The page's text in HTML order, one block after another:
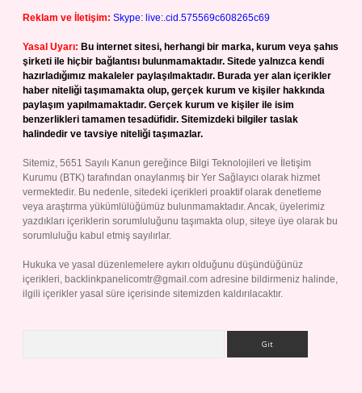
Reklam ve İletişim: Skype: live:.cid.575569c608265c69
Yasal Uyarı: Bu internet sitesi, herhangi bir marka, kurum veya şahıs
şirketi ile hiçbir bağlantısı bulunmamaktadır. Sitede yalnızca kendi
hazırladığımız makaleler paylaşılmaktadır. Burada yer alan içerikler
haber niteliği taşımamakta olup, gerçek kurum ve kişiler hakkında
paylaşım yapılmamaktadır. Gerçek kurum ve kişiler ile isim
benzerlikleri tamamen tesadüfidir. Sitemizdeki bilgiler taslak
halindedir ve tavsiye niteliği taşımazlar.
Sitemiz, 5651 Sayılı Kanun gereğince Bilgi Teknolojileri ve İletişim
Kurumu (BTK) tarafından onaylanmış bir Yer Sağlayıcı olarak hizmet
vermektedir. Bu nedenle, sitedeki içerikleri proaktif olarak denetleme
veya araştırma yükümlülüğümüz bulunmamaktadır. Ancak, üyelerimiz
yazdıkları içeriklerin sorumluluğunu taşımakta olup, siteye üye olarak bu
sorumluluğu kabul etmiş sayılırlar.
Hukuka ve yasal düzenlemelere aykırı olduğunu düşündüğünüz
içerikleri, backlinkpanelicomtr@gmail.com adresine bildirmeniz halinde,
ilgili içerikler yasal süre içerisinde sitemizden kaldırılacaktır.